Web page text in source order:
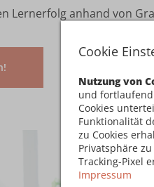
Cookie
Nutzung von
und fortlaufend
Cookies
Funktionalität
zu Cookies
Privatsphäre
Tracking-Pixel
Impressum
Lernerfolg anhand von